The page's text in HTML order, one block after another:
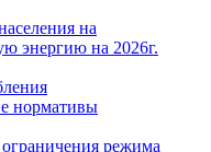
на
энергию на 2026г.
нормативы
режима